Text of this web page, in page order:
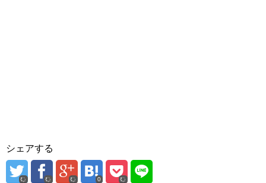
シェアする
0